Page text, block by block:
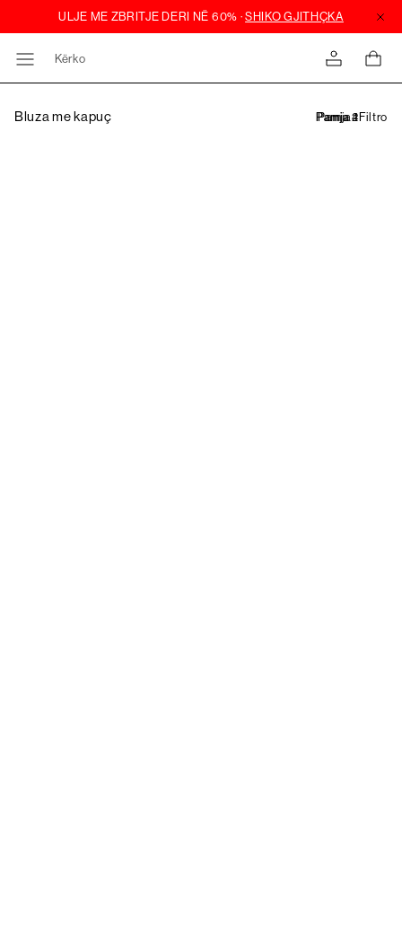
Kërko
Bluza me kapuç Filtro